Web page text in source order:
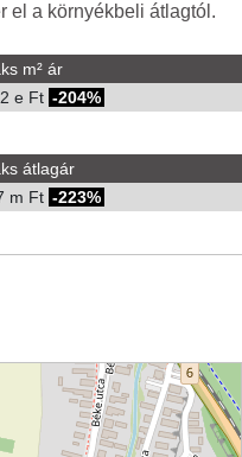
el a környékbeli átlagtól.
m² ár
e Ft -204%
átlagár
m Ft -223%